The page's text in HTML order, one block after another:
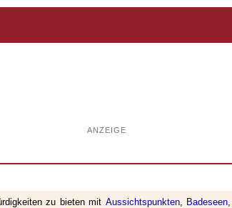
ANZEIGE
zu bieten mit Aussichtspunkten, Badeseen,